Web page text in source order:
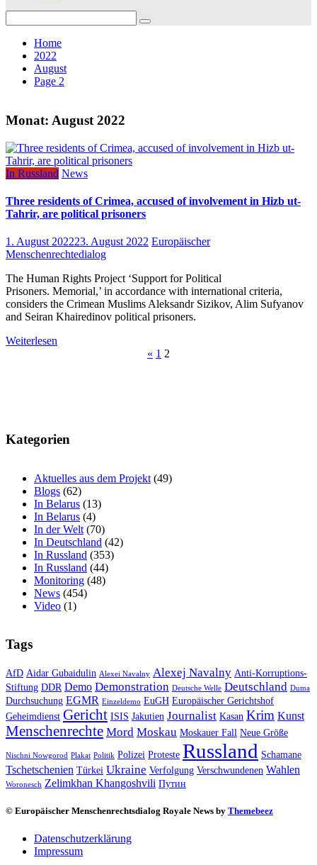
for:
Home
2022
August
Page 2
Monat: August 2022
In Russland News
Three residents of Crimea, accused of involvement in Hizb ut-
Tahrir, are political prisoners
1. August 202223. August 2022 Europäischer
Menschenrechtedialog
The Human Rights Project ‘Support for Political
Prisoners. Memorial,’ in accordance with international criteria,
considers the Crimean Muslims Aleksandr Sizikov, Alim Sufyanov
and Seiran Khairedinov political prisoners.
Weiterlesen
« 1 2
Kategorien
Aktuelles aus dem Projekt (49)
Blogs (62)
In Belarus (13)
In Belarus (4)
In der Welt (70)
In Deutschland (42)
In Russland (353)
In Russland (44)
Monitoring (48)
News (454)
Video (1)
Tags
AfD Aidar Gubaidulin Alexei Navalny Alexej Navalny Anti-Korruptions-
Stiftung DDR Demo Demonstration Deutsche Welle Deutschland Duma
Durchsuchung EGMR Einzeldemo EuGH Europäischer Gerichtshof
Geheimdienst Gericht ISIS Jakutien Journalist Kasan Krim Kunst
Menschenrechte Mord Moskau Moskauer Fall Neue Größe
Nischni Nowgorod Plakat Politik Polizei Proteste Russland Schamane
Tschetschenien Türkei Ukraine Verfolgung Verschwundenen Wahlen
Woronesch Zelimkhan Khangoshvili Путин
© Europäischer Menschenrechtsdialog Royale News by Themebeez
Datenschutzerklärung
Impressum